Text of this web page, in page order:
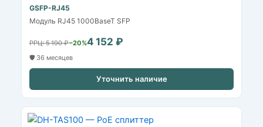
GSFP-RJ45
Модуль RJ45 1000BaseT SFP
РРЦ: 5 190 ₽−20%4 152 ₽
🛡️ 36 месяцев
Уточнить наличие